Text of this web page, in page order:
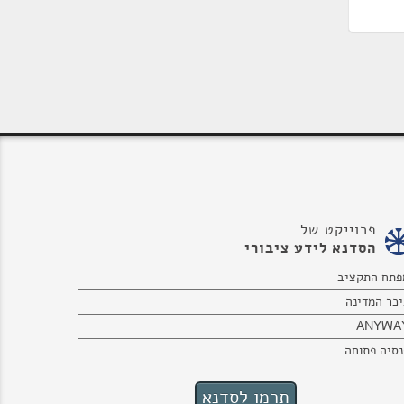
פרוייקט של
הסדנא לידע ציבורי
התקציב
המדינה
פתוחה